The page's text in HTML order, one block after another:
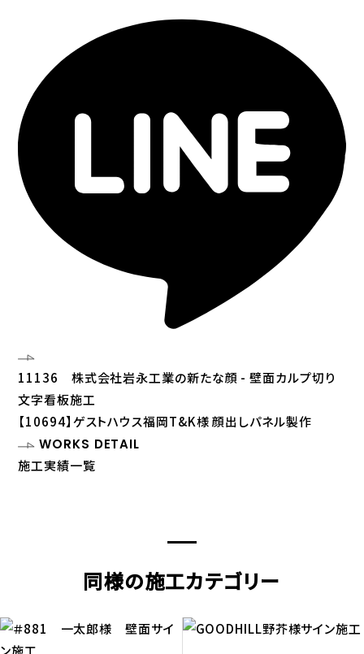
11136 株式会社岩永工業の新たな顔 - 壁面カルプ切り
文字看板施工
【10694】ゲストハウス福岡T&K様 顔出しパネル製作
WORKS DETAIL
施工実績一覧
同様の施工カテゴリー